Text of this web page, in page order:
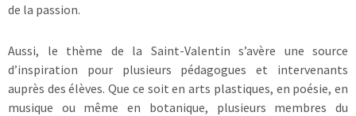
de la passion.
Aussi, le thème de la Saint-Valentin s’avère une source
d’inspiration pour plusieurs pédagogues et intervenants
auprès des élèves. Que ce soit en arts plastiques, en poésie, en
musique ou même en botanique, plusieurs membres du